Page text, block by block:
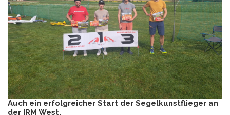
Auch ein erfolgreicher Start der Segelkunstflieger an
der IRM West.